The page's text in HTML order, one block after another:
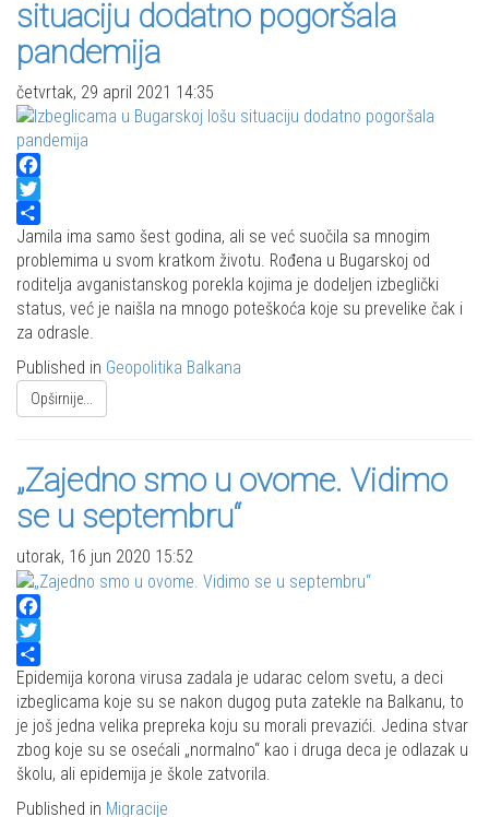
situaciju dodatno pogoršala
pandemija
četvrtak, 29 april 2021 14:35
Facebook
Twitter
Share
Jamila ima samo šest godina, ali se već suočila sa mnogim
problemima u svom kratkom životu. Rođena u Bugarskoj od
roditelja avganistanskog porekla kojima je dodeljen izbeglički
status, već je naišla na mnogo poteškoća koje su prevelike čak i
za odrasle.
Published in Geopolitika Balkana
Opširnije...
„Zajedno smo u ovome. Vidimo
se u septembru“
utorak, 16 jun 2020 15:52
Facebook
Twitter
Share
Epidemija korona virusa zadala je udarac celom svetu, a deci
izbeglicama koje su se nakon dugog puta zatekle na Balkanu, to
je još jedna velika prepreka koju su morali prevazići. Jedina stvar
zbog koje su se osećali „normalno“ kao i druga deca je odlazak u
školu, ali epidemija je škole zatvorila.
Published in Migracije